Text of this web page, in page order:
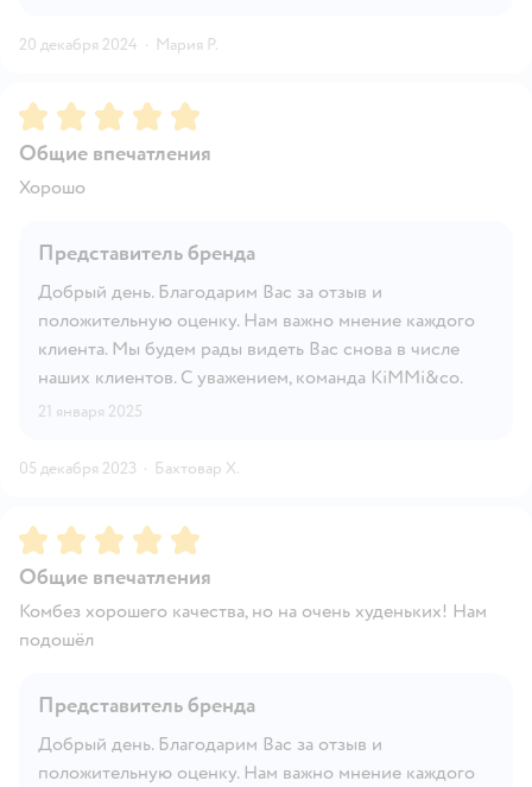
20 декабря 2024 · Мария Р.
Рейтинг:5
Общие впечатления
Хорошо
Представитель бренда
Добрый день. Благодарим Вас за отзыв и
положительную оценку. Нам важно мнение каждого
клиента. Мы будем рады видеть Вас снова в числе
наших клиентов. С уважением, команда KiMMi&co.
21 января 2025
05 декабря 2023 · Бахтовар Х.
Рейтинг:5
Общие впечатления
Комбез хорошего качества, но на очень худеньких! Нам
подошёл
Представитель бренда
Добрый день. Благодарим Вас за отзыв и
положительную оценку. Нам важно мнение каждого